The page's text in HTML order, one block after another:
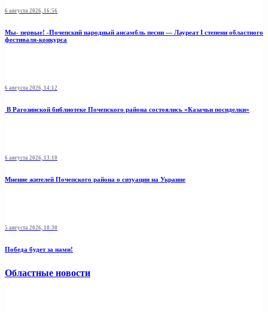
6 августа 2026, 16:56
Мы- первые! -Почепский народный ансамбль песни — Лауреат I степени областного
фестиваля-конкурса
6 августа 2026, 14:12
В Рагозинской библиотеке Почепского района состоялись «Казачьи посиделки»
6 августа 2026, 13:10
Мнение жителей Почепского района о ситуации на Украине
5 августа 2026, 18:30
Победа будет за нами!
Областные новости